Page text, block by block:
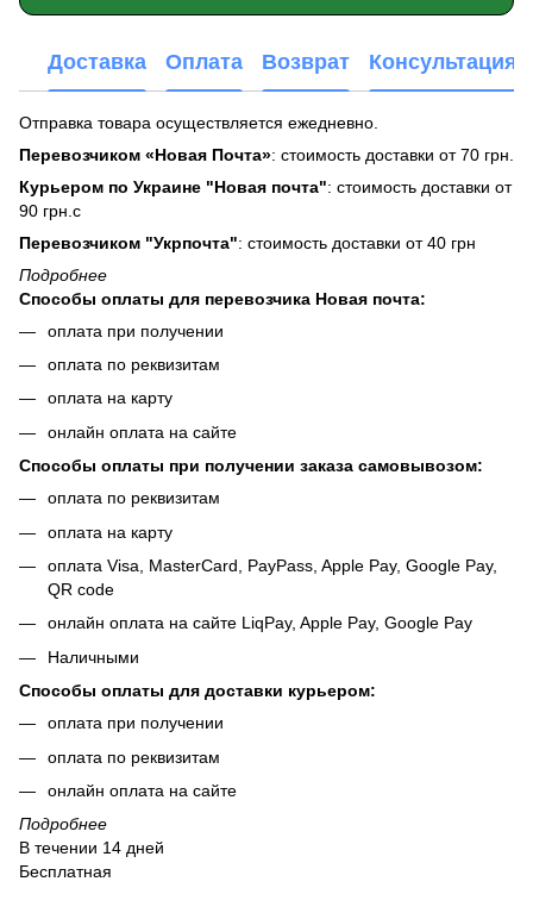
Доставка Оплата Возврат Консультация
Отправка товара осуществляется ежедневно.
Перевозчиком «Новая Почта»: стоимость доставки от 70 грн.
Курьером по Украине "Новая почта": стоимость доставки от
90 грн.с
Перевозчиком "Укрпочта": стоимость доставки от 40 грн
Подробнее
Способы оплаты для перевозчика Новая почта:
оплата при получении
оплата по реквизитам
оплата на карту
онлайн оплата на сайте
Способы оплаты при получении заказа самовывозом:
оплата по реквизитам
оплата на карту
оплата Visa, MasterCard, PayPass, Apple Pay, Google Pay,
QR code
онлайн оплата на сайте LiqPay, Apple Pay, Google Pay
Наличными
Способы оплаты для доставки курьером:
оплата при получении
оплата по реквизитам
онлайн оплата на сайте
Подробнее
В течении 14 дней
Бесплатная